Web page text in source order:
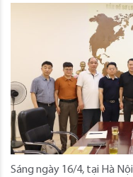
Sáng ngày 16/4, tại Hà